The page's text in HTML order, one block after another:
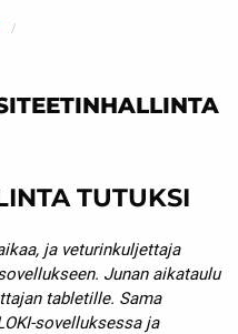
TUTUKSI
ja veturinkuljettaja
Junan aikataulu
tabletille. Sama
sovelluksessa ja